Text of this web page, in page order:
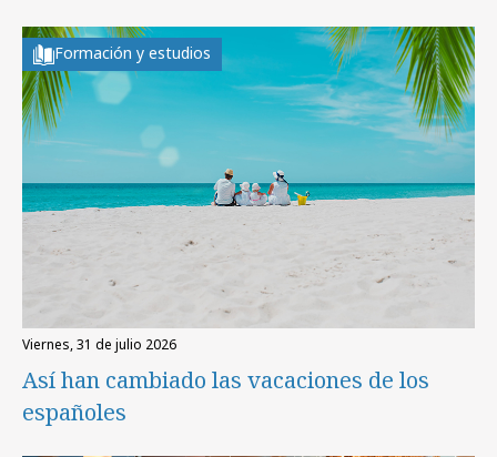
Formación y estudios
viernes, 31 de julio 2026
Así han cambiado las vacaciones de los
españoles